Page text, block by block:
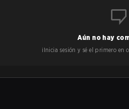
Aún no hay
¡Inicia sesión y sé el primero en